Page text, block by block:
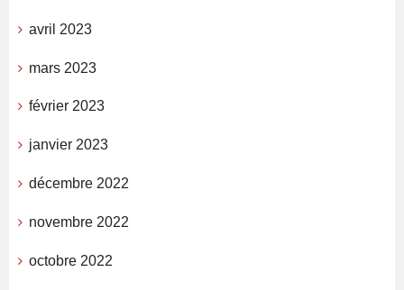
avril 2023
mars 2023
février 2023
janvier 2023
décembre 2022
novembre 2022
octobre 2022